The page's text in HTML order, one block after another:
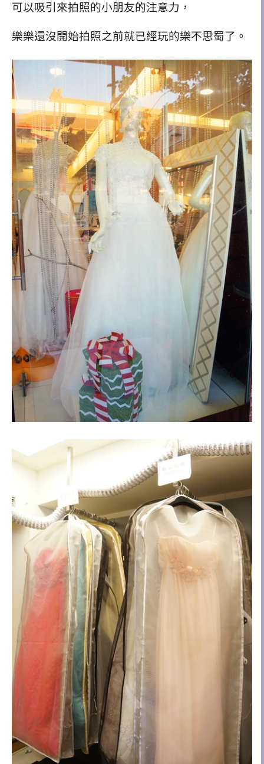
可以吸引來拍照的小朋友的注意力，
樂樂還沒開始拍照之前就已經玩的樂不思蜀了。